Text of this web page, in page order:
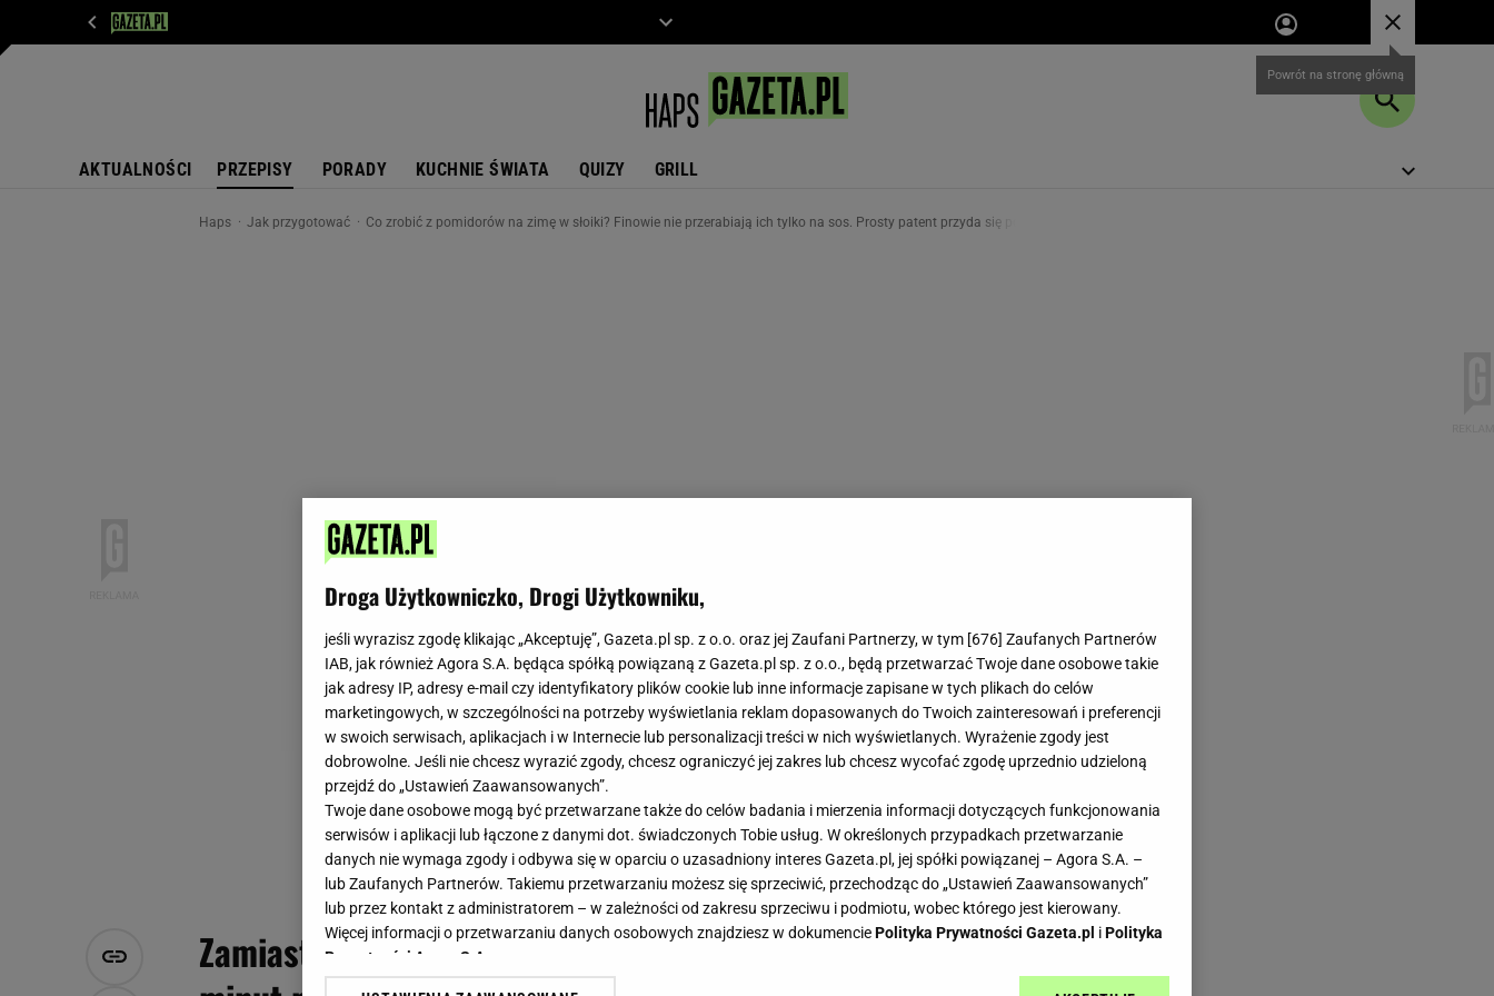
AKTUALNOŚCI PRZEPISY PORADY KUCHNIE ŚWIATA QUIZY GRILL
Haps Jak przygotować Co zrobić z pomidorów na zimę w słoiki? Finowie nie przerabiają ich tylko na sos. Prosty patent przyda się później
Zamiast kolejnego przecieru robię je po fińsku. Kilka
Droga Użytkowniczko, Drogi Użytkowniku,
jeśli wyrazisz zgodę klikając „Akceptuję”, Gazeta.pl sp. z o.o. oraz jej Zaufani Partnerzy, w tym [676] Zaufanych Partnerów
IAB, jak również Agora S.A. będąca spółką powiązaną z Gazeta.pl sp. z o.o., będą przetwarzać Twoje dane osobowe takie
jak adresy IP, adresy e-mail czy identyfikatory plików cookie lub inne informacje zapisane w tych plikach do celów
marketingowych, w szczególności na potrzeby wyświetlania reklam dopasowanych do Twoich zainteresowań i preferencji
w swoich serwisach, aplikacjach i w Internecie lub personalizacji treści w nich wyświetlanych. Wyrażenie zgody jest
dobrowolne. Jeśli nie chcesz wyrazić zgody, chcesz ograniczyć jej zakres lub chcesz wycofać zgodę uprzednio udzieloną
przejdź do „Ustawień Zaawansowanych”.
Twoje dane osobowe mogą być przetwarzane także do celów badania i mierzenia informacji dotyczących funkcjonowania
serwisów i aplikacji lub łączone z danymi dot. świadczonych Tobie usług. W określonych przypadkach przetwarzanie
danych nie wymaga zgody i odbywa się w oparciu o uzasadniony interes Gazeta.pl, jej spółki powiązanej – Agora S.A. –
lub Zaufanych Partnerów. Takiemu przetwarzaniu możesz się sprzeciwić, przechodząc do „Ustawień Zaawansowanych”
lub przez kontakt z administratorem – w zależności od zakresu sprzeciwu i podmiotu, wobec którego jest kierowany.
Więcej informacji o przetwarzaniu danych osobowych znajdziesz w dokumenciePolityka Prywatności Gazeta.pl iPolityka
Prywatności Agora S.A.